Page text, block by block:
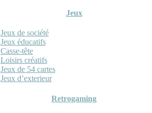
Jeux
Jeux de société
Jeux éducatifs
Casse-tête
Loisirs créatifs
Jeux de 54 cartes
Jeux d’exterieur
Retrogaming